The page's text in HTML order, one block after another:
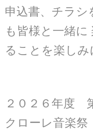
申込書、チラ
も皆様と一緒
ることを楽しみ
２０２６年度
クローレ音楽